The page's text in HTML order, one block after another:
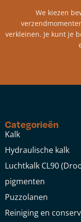
We kiezen
verkleinen. Je kunt je
Categorieën
Kalk
Hydraulische kalk
Luchtkalk CL90
pigmenten
Puzzolanen
Reiniging en